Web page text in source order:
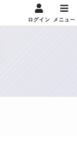
ログイン メニュー